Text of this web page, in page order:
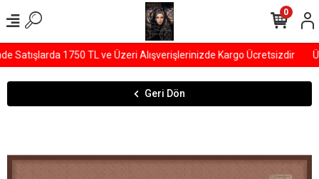
1750 TL ve Üzeri Alışverişlerinizde Kargo Ücretsizdir
0
Geri Dön